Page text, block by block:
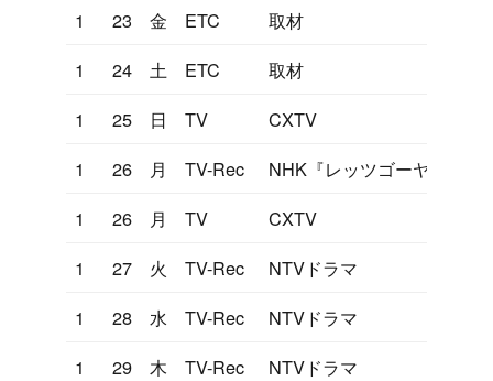
1
23 金 ETC
取材
1
24 土 ETC
取材
1
25 日 TV
CXTV
1
26 月 TV-Rec
NHK『レッツゴーヤング』
1
26 月 TV
CXTV
1
27 火 TV-Rec
NTVドラマ
1
28 水 TV-Rec
NTVドラマ
1
29 木 TV-Rec
NTVドラマ